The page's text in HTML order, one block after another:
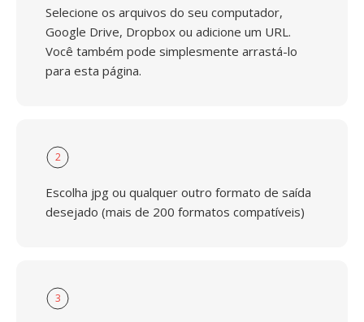
Selecione os arquivos do seu computador,
Google Drive, Dropbox ou adicione um URL.
Você também pode simplesmente arrastá-lo
para esta página.
2
Escolha jpg ou qualquer outro formato de saída
desejado (mais de 200 formatos compatíveis)
3